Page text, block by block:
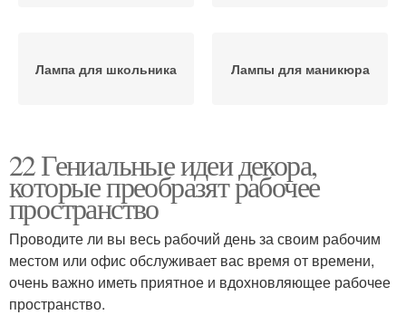
Лампа для школьника Лампы для маникюра
22 Гениальные идеи декора,
которые преобразят рабочее
пространство
Проводите ли вы весь рабочий день за своим рабочим
местом или офис обслуживает вас время от времени,
очень важно иметь приятное и вдохновляющее рабочее
пространство.